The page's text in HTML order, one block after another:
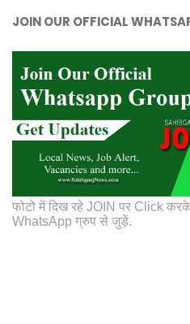
JOIN OUR OFFICIAL
फोटो में दिख रहे JOIN पर Click
WhatsApp ग्रुप से जुड़ें.